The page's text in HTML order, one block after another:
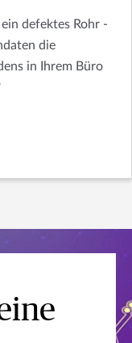
defektes Rohr -
die
in Ihrem Büro